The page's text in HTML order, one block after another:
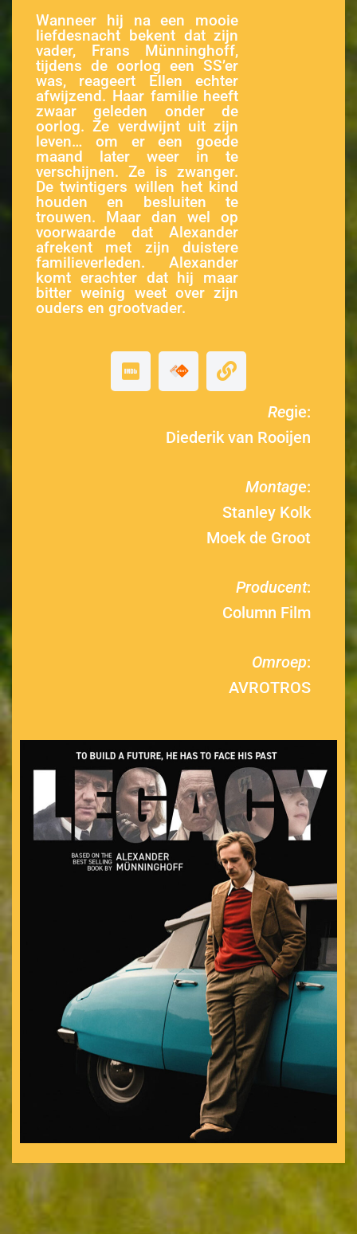
Wanneer hij na een mooie
liefdesnacht bekent dat zijn
vader, Frans Münninghoff,
tijdens de oorlog een SS’er
was, reageert Ellen echter
afwijzend. Haar familie heeft
zwaar geleden onder de
oorlog. Ze verdwijnt uit zijn
leven… om er een goede
maand later weer in te
verschijnen. Ze is zwanger.
De twintigers willen het kind
houden en besluiten te
trouwen. Maar dan wel op
voorwaarde dat Alexander
afrekent met zijn duistere
familieverleden. Alexander
komt erachter dat hij maar
bitter weinig weet over zijn
ouders en grootvader.
Regie:
Diederik van Rooijen
Montage:
Stanley Kolk
Moek de Groot
Producent:
Column Film
Omroep:
AVROTROS